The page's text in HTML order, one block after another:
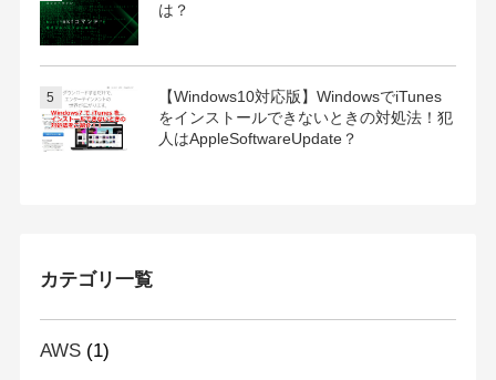
は？
【Windows10対応版】WindowsでiTunes
をインストールできないときの対処法！犯
人はAppleSoftwareUpdate？
カテゴリ一覧
AWS(1)